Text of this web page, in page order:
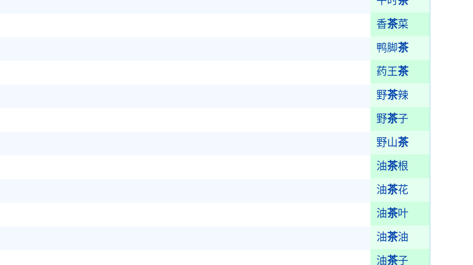
香茶菜
鸭脚茶
药王茶
野茶辣
野茶子
野山茶
油茶根
油茶花
油茶叶
油茶油
油茶子